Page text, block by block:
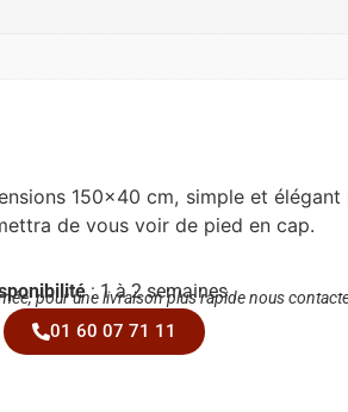
150×40 cm, simple et
de vous voir de pied en cap.
: 1 à 2 semaines
pour une livraison plus rapide nous
01 60 07 71 11